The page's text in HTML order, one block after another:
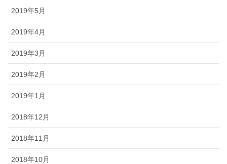
2019年5月
2019年4月
2019年3月
2019年2月
2019年1月
2018年12月
2018年11月
2018年10月